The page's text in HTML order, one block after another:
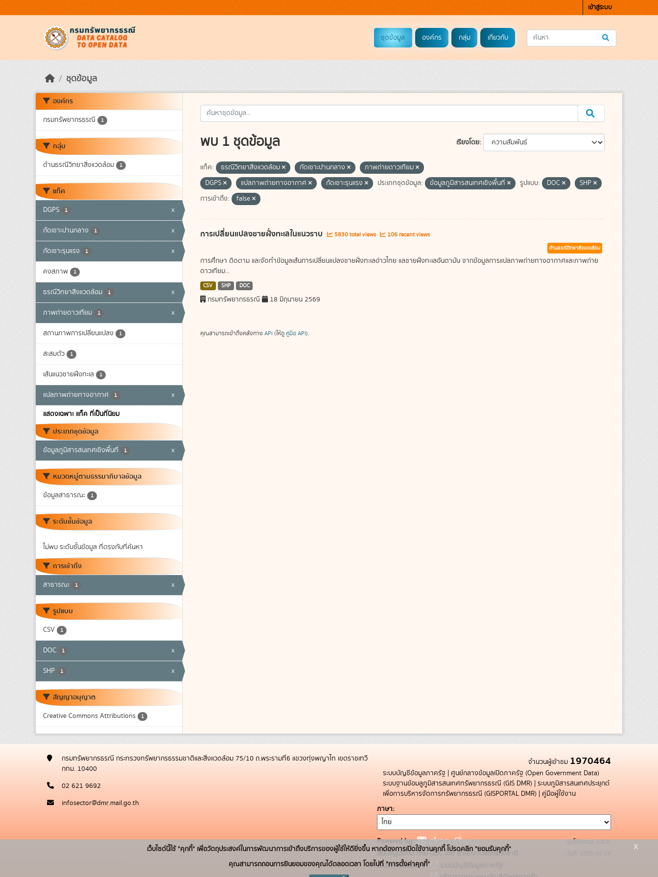
เข้าสู่ระบบ
ชุดข้อมูล องค์กร กลุ่ม เกี่ยวกับ
ชุดข้อมูล
องค์กร
กรมทรัพยากรธรณี 1
กลุ่ม
ด้านธรณีวิทยาสิ่งแวดล้อม 1
แท็ค
DGPS 1 x
กัดเซาะปานกลาง 1 x
กัดเซาะรุนแรง 1 x
คงสภาพ 1
ธรณีวิทยาสิ่งแวดล้อม 1 x
ภาพถ่ายดาวเทียม 1 x
สถานภาพการเปลี่ยนแปลง 1
สะสมตัว 1
เส้นแนวชายฝั่งทะเล 1
แปลภาพถ่ายทางอากาศ 1
x
แสดงเฉพาะ แท็ค ที่เป็นที่นิยม
ประเภทชุดข้อมูล
ข้อมูลภูมิสารสนเทศเชิงพื้นที่ 1 x
หมวดหมู่ตามธรรมาภิบาลข้อมูล
ข้อมูลสาธารณะ 1
ระดับชั้นข้อมูล
ไม่พบ ระดับชั้นข้อมูล ที่ตรงกับที่ค้นหา
การเข้าถึง
สาธารณะ 1 x
รูปแบบ
CSV 1
DOC 1 x
SHP 1 x
สัญญาอนุญาต
Creative Commons Attributions 1
เรียงโดย
พบ 1 ชุดข้อมูล
แท็ค: ธรณีวิทยาสิ่งแวดล้อม กัดเซาะปานกลาง
ภาพถ่ายดาวเทียม
DGPS
แปลภาพถ่ายทางอากาศ กัดเซาะรุนแรง ประเภทชุดข้อมูล: ข้อมูลภูมิสารสนเทศเชิงพื้นที่ รูปแบบ: DOC
SHP
การเข้าถึง:
false
การเปลี่ยนแปลงชายฝั่งทะเลในแนวราบ 5830 total views 106 recent views
ด้านธรณีวิทยาสิ่งแวดล้อม
การศึกษา ติดตาม และจัดทำข้อมูลเส้นการเปลี่ยนแปลงชายฝั่งทะเลอ่าวไทย แลชายฝั่งทะเลอันดามัน จากข้อมูลการแปลภาพถ่ายทางอากาศและภาพถ่าย
ดาวเทียม...
CSV SHP DOC
กรมทรัพยากรธรณี 18 มิถุนายน 2569
คุณสามารถเข้าถึงคลังทาง API (ให้ดู คู่มือ API).
กรมทรัพยากรธรณี กระทรวงทรัพยากรธรรมชาติและสิ่งแวดล้อม 75/10 ถ.พระรามที่6 แขวงทุ่งพญาไท เขตราชเทวี
กทม. 10400
02 621 9692
infosector@dmr.mail.go.th
จำนวนผู้เข้าชม 1970464
ระบบบัญชีข้อมูลภาครัฐ | ศูนย์กลางข้อมูลเปิดภาครัฐ (Open Government Data)
ระบบฐานข้อมลูภูมิสารสนเทศทรัพยากรธรณี (GIS DMR) | ระบบภูมิสารสนเทศประยุกต์
เพื่อการบริหารจัดการทรัพยากรธรณี (GISPORTAL DMR) | คู่มือผู้ใช้งาน
ภาษา
Powered by:
สนับสนุนระบบ Thai-GDC โดย สำนักงานสถิติแห่งชาติ
เว็บไซต์ที่เกี่ยวข้อง:
ระบบบัญชีข้อมูลภาครัฐ
รุ่นโปรแกรม: 3.0.0
วันที่: 2025-05-19
เว็บไซต์นี้ใช้ "คุกกี้" เพื่อวัตถุประสงค์ในการพัฒนาการเข้าถึงบริการของผู้ใช้ให้ดียิ่งขึ้น หากต้องการเปิดใช้งานคุกกี้ โปรดคลิก "ยอมรับคุกกี้"
คุณสามารถถอนการยินยอมของคุณได้ตลอดเวลา โดยไปที่ "การตั้งค่าคุกกี้"
x